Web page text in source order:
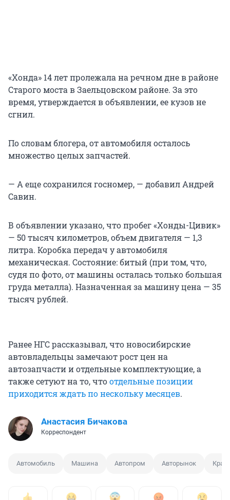
«Хонда» 14 лет пролежала на речном дне в районе
Старого моста в Заельцовском районе. За это
время, утверждается в объявлении, ее кузов не
сгнил.
По словам блогера, от автомобиля осталось
множество целых запчастей.
— А еще сохранился госномер, — добавил Андрей
Савин.
В объявлении указано, что пробег «Хонды-Цивик»
— 50 тысяч километров, объем двигателя — 1,3
литра. Коробка передач у автомобиля
механическая. Состояние: битый (при том, что,
судя по фото, от машины осталась только большая
груда металла). Назначенная за машину цена — 35
тысяч рублей.
Ранее НГС рассказывал, что новосибирские
автовладельцы замечают рост цен на
автозапчасти и отдельные комплектующие, а
также сетуют на то, чтоотдельные позиции
приходится ждать по нескольку месяцев.
Анастасия Бичакова
Корреспондент
Автомобиль Машина Автопром Авторынок